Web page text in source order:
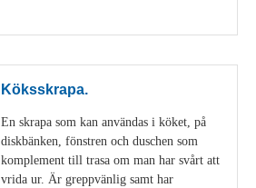
Köksskrapa.
En skrapa som kan användas i köket, på
diskbänken, fönstren och duschen som
komplement till trasa om man har svårt att
vrida ur. Är greppvänlig samt har